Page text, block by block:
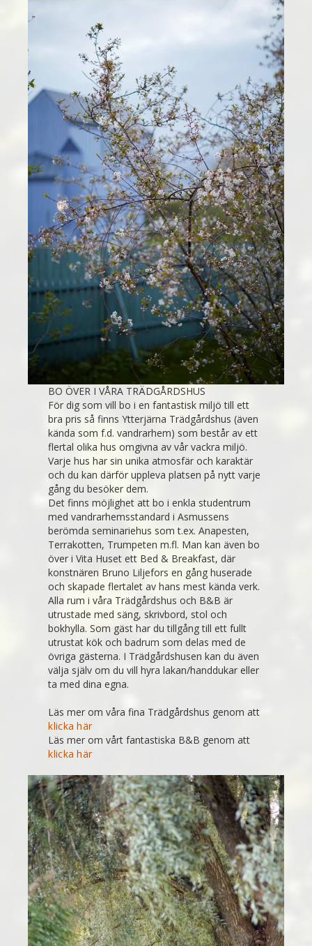
BO ÖVER I VÅRA TRÄDGÅRDSHUS
För dig som vill bo i en fantastisk miljö till ett
bra pris så finns Ytterjärna Trädgårdshus (även
kända som f.d. vandrarhem) som består av ett
flertal olika hus omgivna av vår vackra miljö.
Varje hus har sin unika atmosfär och karaktär
och du kan därför uppleva platsen på nytt varje
gång du besöker dem.
Det finns möjlighet att bo i enkla studentrum
med vandrarhemsstandard i Asmussens
berömda seminariehus som t.ex. Anapesten,
Terrakotten, Trumpeten m.fl. Man kan även bo
över i Vita Huset ett Bed & Breakfast, där
konstnären Bruno Liljefors en gång huserade
och skapade flertalet av hans mest kända verk.
Alla rum i våra Trädgårdshus och B&B är
utrustade med säng, skrivbord, stol och
bokhylla. Som gäst har du tillgång till ett fullt
utrustat kök och badrum som delas med de
övriga gästerna. I Trädgårdshusen kan du även
välja själv om du vill hyra lakan/handdukar eller
ta med dina egna.
Läs mer om våra fina Trädgårdshus genom att
klicka här
Läs mer om vårt fantastiska B&B genom att
klicka här